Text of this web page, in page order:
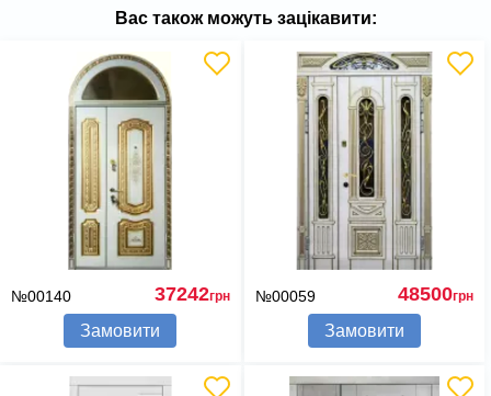
Вас також можуть зацікавити:
№00140 37242грн
Замовити
№00059 48500грн
Замовити